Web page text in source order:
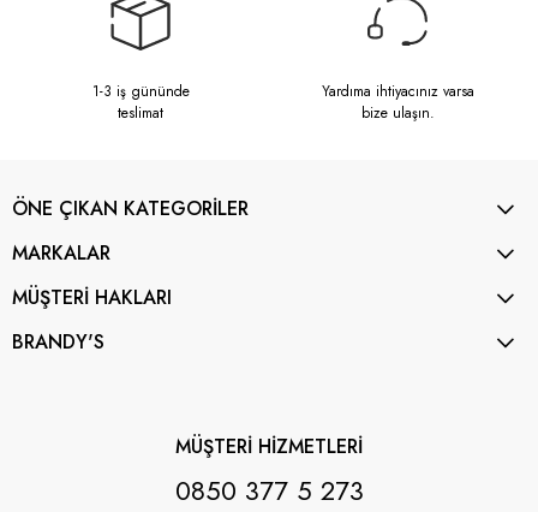
1-3 iş gününde
teslimat
Yardıma ihtiyacınız varsa
bize ulaşın.
ÖNE ÇIKAN KATEGORİLER
MARKALAR
MÜŞTERİ HAKLARI
BRANDY'S
MÜŞTERİ HİZMETLERİ
0850 377 5 273